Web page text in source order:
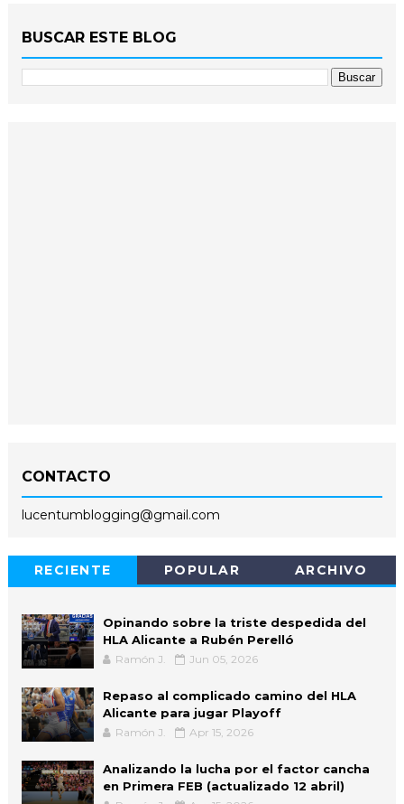
BUSCAR ESTE BLOG
CONTACTO
lucentumblogging@gmail.com
RECIENTE POPULAR ARCHIVO
Opinando sobre la triste despedida del
HLA Alicante a Rubén Perelló
Ramón J. Jun 05, 2026
Repaso al complicado camino del HLA
Alicante para jugar Playoff
Ramón J. Apr 15, 2026
Analizando la lucha por el factor cancha
en Primera FEB (actualizado 12 abril)